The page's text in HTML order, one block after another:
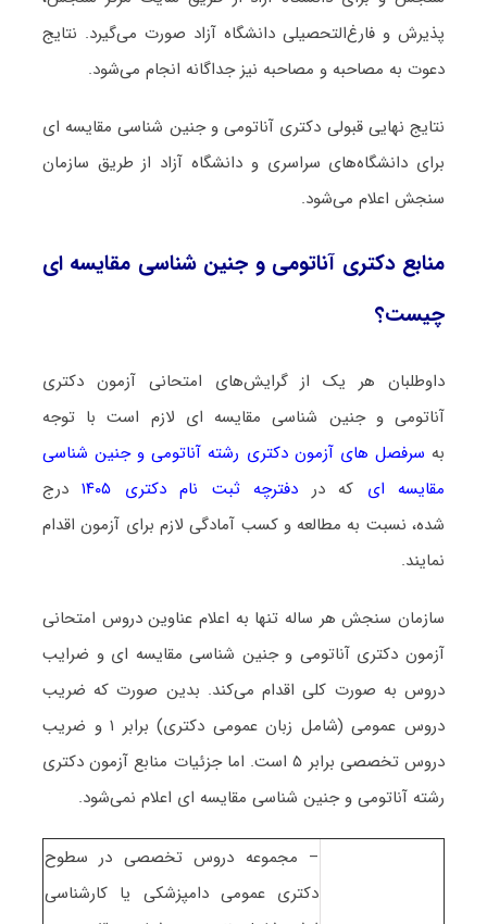
پذیرش و فارغ‌التحصیلی دانشگاه آزاد صورت می‌گیرد. نتایج
دعوت به مصاحبه و مصاحبه نیز جداگانه انجام می‌شود.
نتایج نهایی قبولی دکتری آﻧﺎﺗﻮمی و ﺟﻨﻴﻦ ﺷﻨﺎسی ﻣﻘﺎﻳﺴﻪ ای
برای دانشگاه‌های سراسری و دانشگاه آزاد از طریق سازمان
سنجش اعلام می‌شود.
منابع دکتری آﻧﺎﺗﻮمی و ﺟﻨﻴﻦ ﺷﻨﺎسی ﻣﻘﺎﻳﺴﻪ ای
چیست؟
داوطلبان هر یک از گرایش‌های امتحانی آزمون دکتری
آﻧﺎﺗﻮمی و ﺟﻨﻴﻦ ﺷﻨﺎسی ﻣﻘﺎﻳﺴﻪ ای لازم است با توجه
به سرفصل های آزمون دکتری رشته آﻧﺎﺗﻮمی و ﺟﻨﻴﻦ ﺷﻨﺎسی
ﻣﻘﺎﻳﺴﻪ ای که در دفترچه ثبت نام دکتری ۱۴۰۵
درج
شده، نسبت به مطالعه و کسب آمادگی لازم برای آزمون اقدام
نمایند.
سازمان سنجش هر ساله تنها به اعلام عناوین دروس امتحانی
آزمون دکتری آﻧﺎﺗﻮمی و ﺟﻨﻴﻦ ﺷﻨﺎسی ﻣﻘﺎﻳﺴﻪ ای و ضرایب
دروس به صورت کلی اقدام می‌کند. بدین صورت که ضریب
دروس عمومی (شامل زبان عمومی دکتری) برابر ۱ و ضریب
دروس تخصصی برابر ۵ است. اما جزئیات منابع آزمون دکتری
رشته آﻧﺎﺗﻮمی و ﺟﻨﻴﻦ ﺷﻨﺎسی ﻣﻘﺎﻳﺴﻪ ای اعلام نمی‌شود.
– مجموعه دروس تخصصی در سطوح
دکتری عمومی دامپزشکی یا کارشناسی